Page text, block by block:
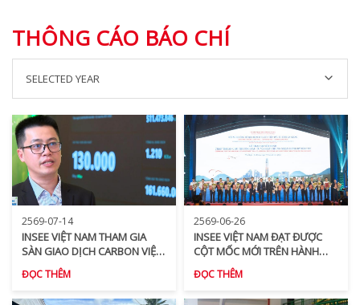
THÔNG CÁO BÁO CHÍ
SELECTED YEAR
2569-07-14
INSEE VIỆT NAM THAM GIA
SÀN GIAO DỊCH CARBON VIỆT
NAM, KHẲNG ĐỊNH CAM KẾT
TIÊN PHONG TRONG HÀNH
ĐỌC THÊM
2569-06-26
INSEE VIỆT NAM ĐẠT ĐƯỢC
CỘT MỐC MỚI TRÊN HÀNH
TRÌNH ĐẦU TƯ TẠI TỈNH AN
GIANG
ĐỌC THÊM